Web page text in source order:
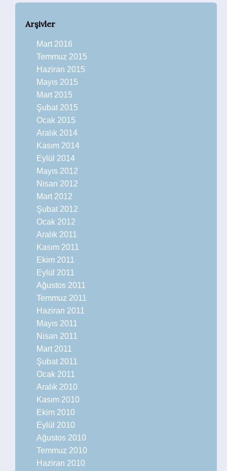
Arşivler
Mart 2016
Temmuz 2015
Haziran 2015
Mayıs 2015
Mart 2015
Şubat 2015
Ocak 2015
Aralık 2014
Kasım 2014
Eylül 2014
Mayıs 2012
Nisan 2012
Mart 2012
Şubat 2012
Ocak 2012
Aralık 2011
Kasım 2011
Ekim 2011
Eylül 2011
Ağustos 2011
Temmuz 2011
Haziran 2011
Mayıs 2011
Nisan 2011
Mart 2011
Şubat 2011
Ocak 2011
Aralık 2010
Kasım 2010
Ekim 2010
Eylül 2010
Ağustos 2010
Temmuz 2010
Haziran 2010